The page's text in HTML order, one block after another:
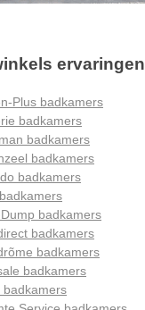
ervaringen
Plus badkamers
badkamers
badkamers
badkamers
badkamers
badkamers
badkamers
badkamers
badkamers
badkamers